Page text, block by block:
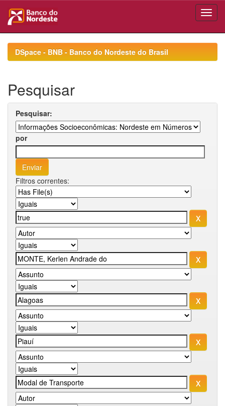
navigationDSpace - BNB - Banco do Nordeste do Brasil
Pesquisar
Pesquisar:
por
Filtros correntes: